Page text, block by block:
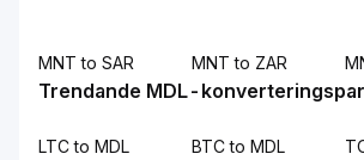
MNT to SAR MNT to ZAR
Trendande MDL-konverteringspar
LTC to MDL BTC to MDL